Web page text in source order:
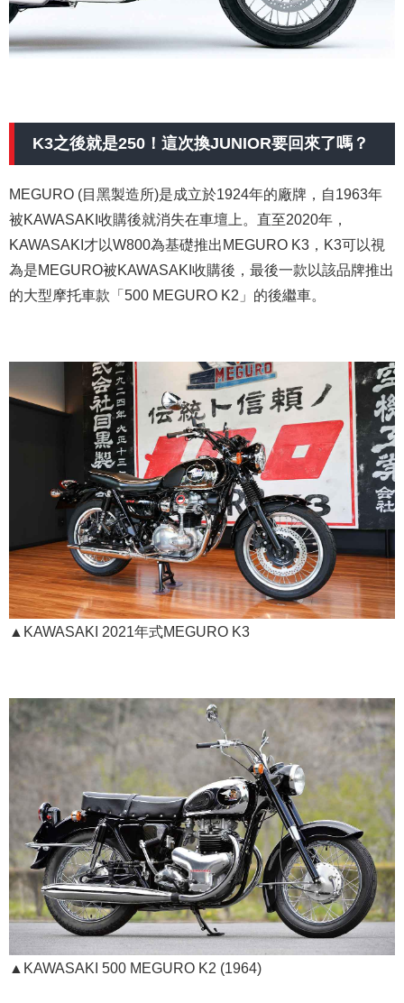
K3之後就是250！這次換JUNIOR要回來了嗎？
MEGURO (目黑製造所)是成立於1924年的廠牌，自1963年
被KAWASAKI收購後就消失在車壇上。直至2020年，
KAWASAKI才以W800為基礎推出MEGURO K3，K3可以視
為是MEGURO被KAWASAKI收購後，最後一款以該品牌推出
的大型摩托車款「500 MEGURO K2」的後繼車。
▲KAWASAKI 2021年式MEGURO K3
▲KAWASAKI 500 MEGURO K2 (1964)